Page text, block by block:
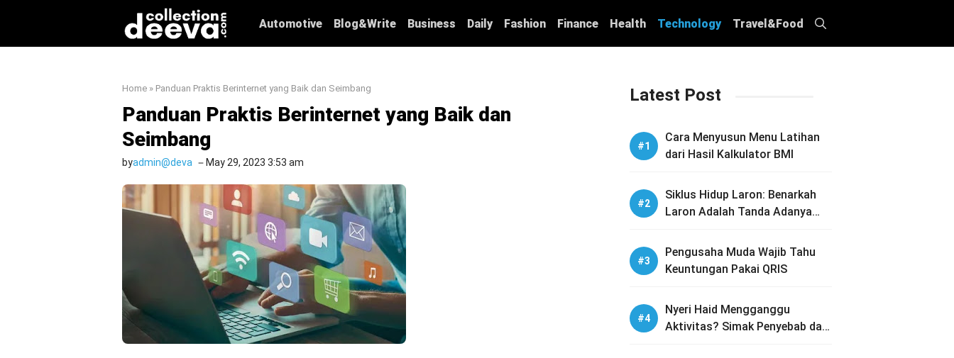
content
Automotive Blog&Write Business Daily Fashion Finance Health Technology Travel&Food
Home » Panduan Praktis Berinternet yang Baik dan Seimbang
Panduan Praktis Berinternet yang Baik dan
Seimbang
byadmin@deva May 29, 2023 3:53 am
Latest Post
Cara Menyusun Menu Latihan
dari Hasil Kalkulator BMI
Siklus Hidup Laron: Benarkah
Laron Adalah Tanda Adanya
Pengusaha Muda Wajib Tahu
Keuntungan Pakai QRIS
Nyeri Haid Mengganggu
Aktivitas? Simak Penyebab dan